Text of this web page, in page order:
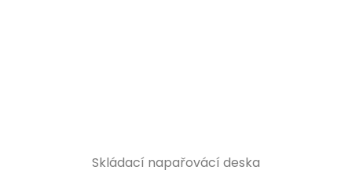
Skládací napařovácí deska